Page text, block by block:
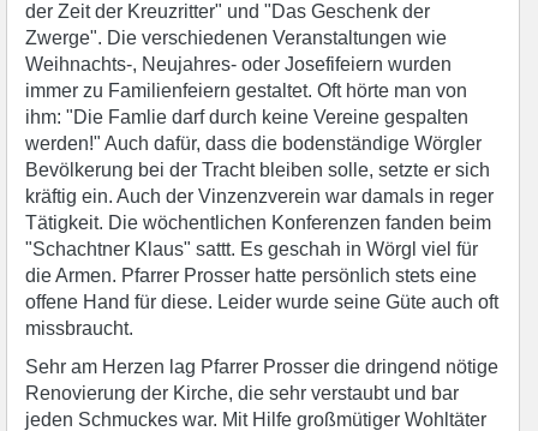
der Zeit der Kreuzritter" und "Das Geschenk der
Zwerge". Die verschiedenen Veranstaltungen wie
Weihnachts-, Neujahres- oder Josefifeiern wurden
immer zu Familienfeiern gestaltet. Oft hörte man von
ihm: "Die Famlie darf durch keine Vereine gespalten
werden!" Auch dafür, dass die bodenständige Wörgler
Bevölkerung bei der Tracht bleiben solle, setzte er sich
kräftig ein. Auch der Vinzenzverein war damals in reger
Tätigkeit. Die wöchentlichen Konferenzen fanden beim
"Schachtner Klaus" sattt. Es geschah in Wörgl viel für
die Armen. Pfarrer Prosser hatte persönlich stets eine
offene Hand für diese. Leider wurde seine Güte auch oft
missbraucht.
Sehr am Herzen lag Pfarrer Prosser die dringend nötige
Renovierung der Kirche, die sehr verstaubt und bar
jeden Schmuckes war. Mit Hilfe großmütiger Wohltäter